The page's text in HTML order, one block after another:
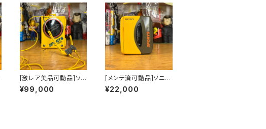
[激レア美品可動品]ソニ
ースポーツカセットウォ
ークマンsony sports
¥99,000
[メンテ済可動品]ソニー
スポーツカセットウォー
クマン sonysports W
¥22,000